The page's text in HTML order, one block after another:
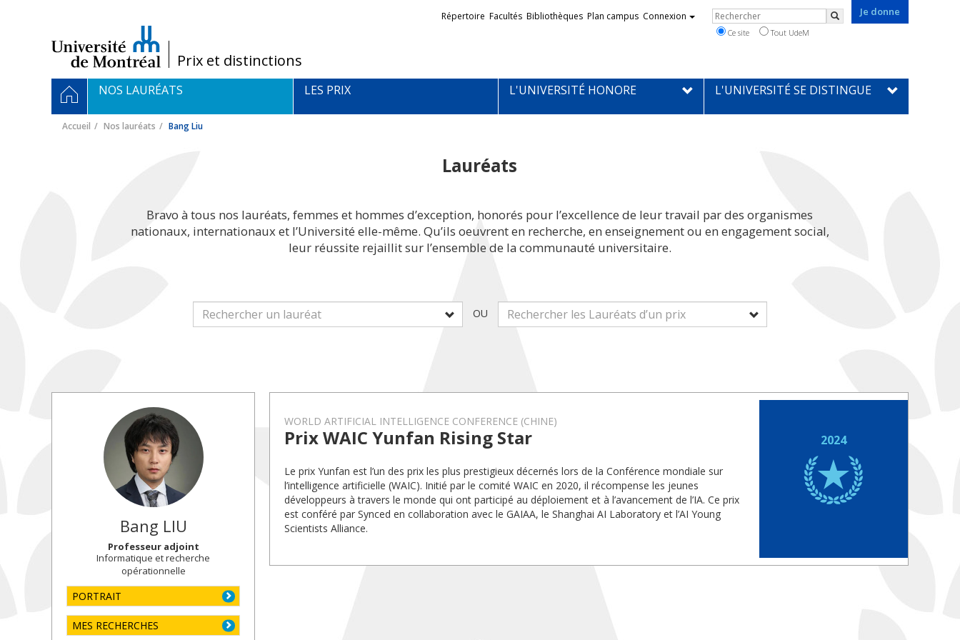
/Prix et distinctions
Je donne
Liens
externes
Répertoire Facultés Bibliothèques Plan campus Connexion Rechercher
Rechercher
Ce site Tout UdeM
Navigation
principale
ACCUEIL
NOS LAURÉATS LES PRIX L'UNIVERSITÉ HONORE L'UNIVERSITÉ SE DISTINGUE
Accueil Nos lauréats Bang Liu
Lauréats
Bravo à tous nos lauréats, femmes et hommes d’exception, honorés pour l’excellence de leur travail par des organismes
nationaux, internationaux et l’Université elle-même. Qu’ils oeuvrent en recherche, en enseignement ou en engagement social,
leur réussite rejaillit sur l’ensemble de la communauté universitaire.
OU
Bang LIU
Professeur adjoint
Informatique et recherche
opérationnelle
PORTRAIT
MES RECHERCHES
WORLD ARTIFICIAL INTELLIGENCE CONFERENCE (CHINE)
Prix WAIC Yunfan Rising Star
Le prix Yunfan est l’un des prix les plus prestigieux décernés lors de la Conférence mondiale sur
l’intelligence artificielle (WAIC). Initié par le comité WAIC en 2020, il récompense les jeunes
développeurs à travers le monde qui ont participé au déploiement et à l’avancement de l’IA. Ce prix
est conféré par Synced en collaboration avec le GAIAA, le Shanghai AI Laboratory et l’AI Young
Scientists Alliance.
2024